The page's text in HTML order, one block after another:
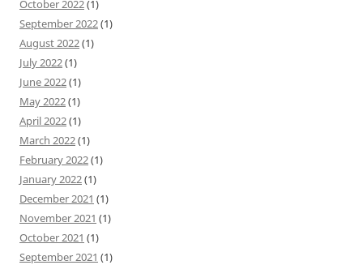
October 2022(1)
September 2022(1)
August 2022(1)
July 2022(1)
June 2022(1)
May 2022(1)
April 2022(1)
March 2022(1)
February 2022(1)
January 2022(1)
December 2021 (1)
November 2021 (1)
October 2021 (1)
September 2021 (1)